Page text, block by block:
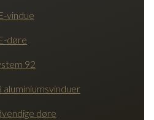
vindue
døre
92
aluminiumsvinduer
døre